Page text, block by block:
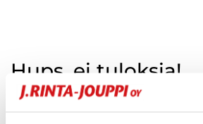
Hups, ei tuloksia!
Ei huolta, tässä